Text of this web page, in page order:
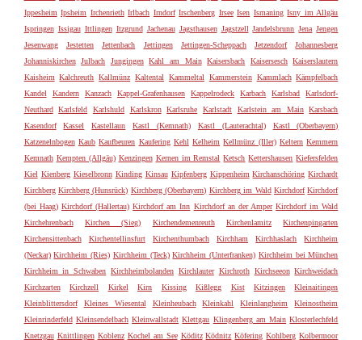
Ippesheim Ipsheim Irchenrieth Irlbach Irndorf Irschenberg Irsee Isen Ismaning Isny im Allgäu
Ispringen Issigau Ittlingen Itzgrund Jachenau Jagsthausen Jagstzell Jandelsbrunn Jena Jengen
Jesenwang
Jestetten Jettenbach Jettingen Jettingen-Scheppach Jetzendorf
Johannesberg
Johanniskirchen
Julbach Jungingen Kahl am Main Kaisersbach Kaisersesch
Kaiserslautern
Kaisheim Kalchreuth Kallmünz Kaltental Kammeltal Kammerstein Kammlach Kämpfelbach
Kandel
Kandern Kanzach Kappel-Grafenhausen Kappelrodeck Karbach Karlsbad
Karlsdorf-
Neuthard
Karlsfeld Karlshuld Karlskron Karlsruhe Karlstadt Karlstein am Main
Karsbach
Kasendorf
Kassel Kastellaun Kastl (Kemnath) Kastl (Lauterachtal)
Kastl (Oberbayern)
Katzenelnbogen Kaub Kaufbeuren Kaufering Kehl Kelheim Kellmünz (Iller) Keltern Kemmern
Kemnath Kempten (Allgäu) Kenzingen Kernen im Remstal Ketsch Kettershausen Kiefersfelden
Kiel Kienberg Kieselbronn Kinding Kinsau Kipfenberg Kippenheim Kirchanschöring Kirchardt
Kirchberg Kirchberg (Hunsrück) Kirchberg (Oberbayern) Kirchberg im Wald Kirchdorf Kirchdorf
(bei Haag) Kirchdorf (Hallertau) Kirchdorf am Inn Kirchdorf an der Amper Kirchdorf im Wald
Kirchehrenbach
Kirchen (Sieg) Kirchendemenreuth Kirchenlamitz
Kirchenpingarten
Kirchensittenbach
Kirchentellinsfurt Kirchenthumbach Kirchham Kirchhaslach
Kirchheim
(Neckar) Kirchheim (Ries) Kirchheim (Teck) Kirchheim (Unterfranken) Kirchheim bei München
Kirchheim in Schwaben Kirchheimbolanden Kirchlauter Kirchroth Kirchseeon Kirchweidach
Kirchzarten
Kirchzell Kirkel Kirn Kissing Kißlegg Kist Kitzingen
Kleinaitingen
Kleinblittersdorf
Kleines Wiesental Kleinheubach Kleinkahl Kleinlangheim
Kleinostheim
Kleinrinderfeld Kleinsendelbach Kleinwallstadt Klettgau Klingenberg am Main Klosterlechfeld
Knetzgau Knittlingen Koblenz Kochel am See Köditz Ködnitz Köfering Kohlberg Kolbermoor